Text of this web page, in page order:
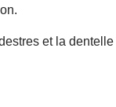
et la dentelle